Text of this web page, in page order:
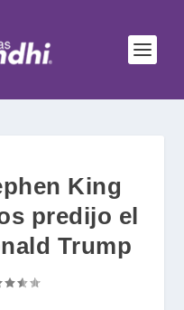
King
predijo el
Trump